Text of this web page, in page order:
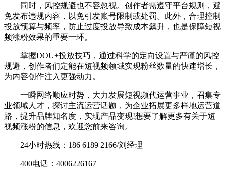
同时，风控规避也不容忽视。创作者需遵守平台规则，避
免发布违规内容，以免引发账号限制或处罚。此外，合理控制
投放预算与频率，防止过度投放导致成本飙升，也是保障短视
频涨粉效果的重要一环。
掌握DOU+投放技巧，通过科学的定向设置与严谨的风控
规避，创作者们定能在短视频领域实现粉丝数量的快速增长，
为内容创作注入更强动力。
一瞬网络顺应时势，大力发展短视频代运营事业，召集专
业领域人才，探讨主流运营话题，为企业拓展更多样地运营道
路，提升品牌知名度，实现产品变现!想要了解更多有关于短
视频涨粉的信息，欢迎您前来咨询。
24小时热线：186 6189 2166/刘经理
400电话：4006226167